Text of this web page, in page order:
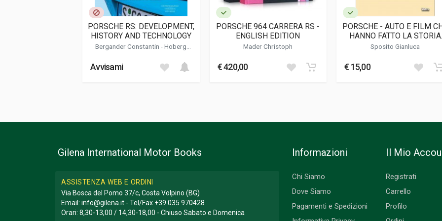
Informazioni aggiuntive
Genere o Collana Collana Essential Buyer's Guide
PORSCHE RS: DEVELOPMENT,
HISTORY AND TECHNOLOGY
Bergander Constantin-Hoberg
Avvisami
PORSCHE 964 CARRERA RS -
ENGLISH EDITION
Mader Christoph
€ 420,00
PORSCHE - AUTO E FILM
HANNO FATTO LA STORIA
DEL CINEMA
Sposito Gianluca
€ 15,00
Gilena International Motor Books
ASSISTENZA WEB E ORDINI
Via Bosca del Pomo 37/c, Costa Volpino (BG)
Email: info@gilena.it - Tel/Fax +39 035 970428
Orari: 8,30-13,00 / 14,30-18,00 - Chiuso Sabato e Domenica
Informazioni
Chi Siamo
Dove Siamo
Pagamenti e Spedizioni
Il Mio
Registrati
Carrello
Profilo